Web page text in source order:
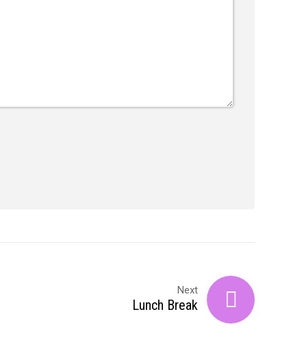
Next
Lunch Break